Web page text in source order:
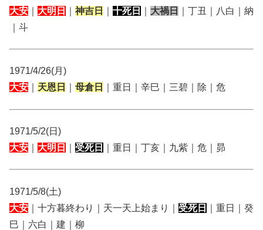
大安
大明日 神吉日 十死日 大禍日
｜丁丑｜八白｜納
｜斗
1971/4/26(月)
大安
天恩日 母倉日 ｜重日｜辛巳｜三碧｜除｜危
1971/5/2(日)
大安
大明日 受死日 ｜重日｜丁亥｜九紫｜危｜昴
1971/5/8(土)
大安 ｜十方暮終わり｜天一天上始まり｜ 受死日
｜重日｜癸
巳｜六白｜建｜柳